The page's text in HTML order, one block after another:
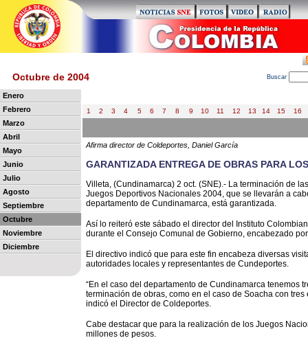
Octubre de 2004 Buscar
Enero
Febrero
Marzo
Abril
Mayo
Junio
Julio
Agosto
Septiembre
Octubre
Noviembre
Diciembre
1 2 3 4 5 6 7 8 9 10 11 12 13 14 15 16
Afirma director de Coldeportes, Daniel García
GARANTIZADA ENTREGA DE OBRAS PARA
Villeta, (Cundinamarca) 2 oct. (SNE).- La terminación de
Juegos Deportivos Nacionales 2004, que se llevarán a
departamento de Cundinamarca, está garantizada.
Así lo reiteró este sábado el director del Instituto
durante el Consejo Comunal de Gobierno, encabezado
El directivo indicó que para este fin encabeza diversas
autoridades locales y representantes de Cundeportes.
“En el caso del departamento de Cundinamarca tenemos
terminación de obras, como en el caso de Soacha con
indicó el Director de Coldeportes.
Cabe destacar que para la realización de los Juegos
millones de pesos.